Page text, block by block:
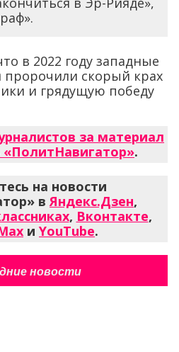
в 2022 году западные
пророчили скорый крах
и грядущую победу
за материал
.
на новости
вЯндекс.Дзен,
, Вконтакте,
и YouTube.
новости